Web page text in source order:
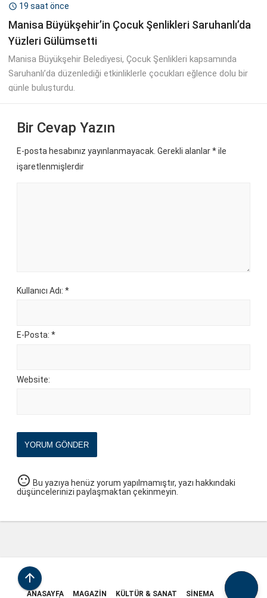
 19 saat önce
Manisa Büyükşehir’in Çocuk Şenlikleri Saruhanlı’da
Yüzleri Gülümsetti
Manisa Büyükşehir Belediyesi, Çocuk Şenlikleri kapsamında
Saruhanlı’da düzenlediği etkinliklerle çocukları eğlence dolu bir
günle buluşturdu.
Bir Cevap Yazın
E-posta hesabınız yayınlanmayacak. Gerekli alanlar*ile
işaretlenmişlerdir
Kullanıcı Adı: *
E-Posta: *
Website:
YORUM GÖNDER
sentiment_neutral Bu yazıya henüz yorum yapılmamıştır, yazı hakkındaki
düşüncelerinizi paylaşmaktan çekinmeyin.

ANASAYFA MAGAZIN KÜLTÜR & SANAT
SINEMA